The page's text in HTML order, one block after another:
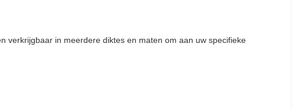
verkrijgbaar in meerdere diktes en maten om aan uw specifieke